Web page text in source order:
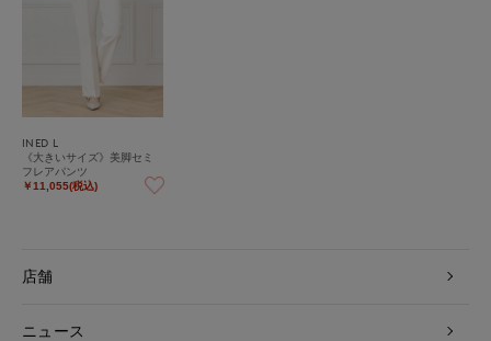
INED L
《大きいサイズ》美脚セミ
フレアパンツ
￥11,055(税込)
店舗
ニュース